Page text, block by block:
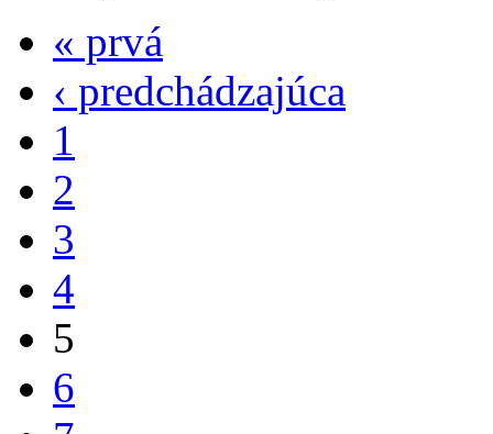
« prvá
‹ predchádzajúca
1
2
3
4
5
6